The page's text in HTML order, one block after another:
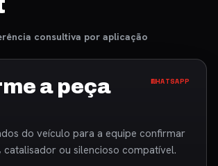
consultiva por aplicação
a peça
WHATSAPP
do veículo para a equipe confirmar
catalisador ou silencioso compatível.